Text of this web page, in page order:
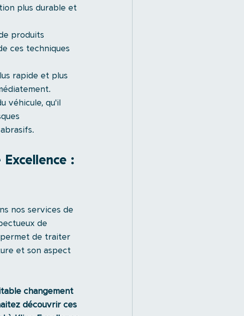
plus durable et
produits
ces techniques
rapide et plus
véhicule, qu'il
:
nos services de
de
de traiter
et son aspect
changement
découvrir ces